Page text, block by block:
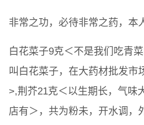
非常之功，必待非常之药，本
白花菜子9克＜不是我们吃青
叫白花菜子，在大药材批发市
>,荆芥21克＜以生期长，气味
店有＞，共为粉未，开水调，